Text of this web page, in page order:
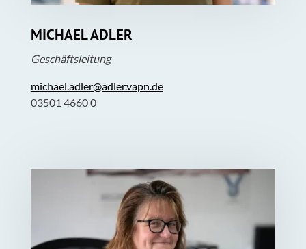
MICHAEL ADLER
Geschäftsleitung
michael.adler@adler.vapn.de
03501 4660 0